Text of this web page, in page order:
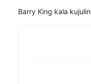
Barry King kala